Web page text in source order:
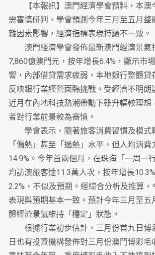
【本報訊】澳門經濟學會預料，本澳
需審慎研判，學會預測今年三月至五月
雜因素影響，經濟指標表現持續不一致。
澳門經濟學會發佈最新澳門經濟景氣
7,860億澳門元，按年增長6.4%，顯示市
響，內部借貸需求疲弱，本地銀行整體貸
反映銀行業經營面臨挑戰。受經濟不明
近月在內地科技熱潮帶動下雖升幅較理
者對行業前景較為審慎。
學會表示，隨著旅客消費習慣及模式
「偏熱」甚至「過熱」水平，但人均消
14.9%。今年首兩個月，在珠海「一周一
均訪澳旅客達11.3萬人次，按年增長
2.2%，不似及預期。經綜合分析及推算
表現與預期基本一致。預計今年三月至
體經濟景氣維持「穩定」狀態。
根據行業初步估計，三月份首九日博
日也有投資機構發佈對三月份澳門博彩